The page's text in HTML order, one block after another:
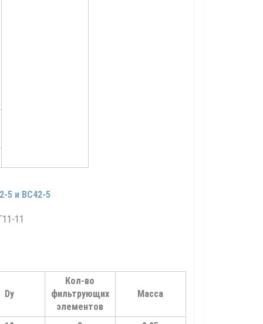
5 и ВС42-5
Dу
Кол-во
фильтрующих
элементов
Масса